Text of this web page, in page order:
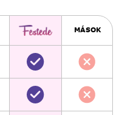
MÁSOK